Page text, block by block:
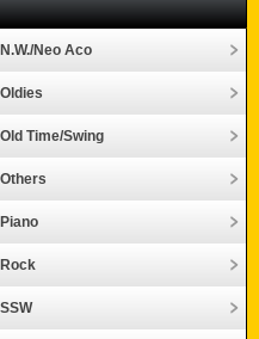
N.W./Neo Aco
Oldies
Old Time/Swing
Others
Piano
Rock
SSW